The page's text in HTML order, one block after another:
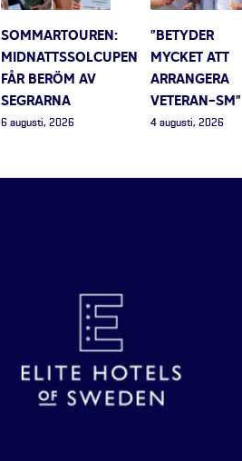
SOMMARTOUREN:
MIDNATTSSOLCUPEN
FÅR BERÖM AV
SEGRARNA
6 augusti, 2026
”BETYDER
MYCKET ATT
ARRANGERA
VETERAN-SM”
4 augusti, 2026